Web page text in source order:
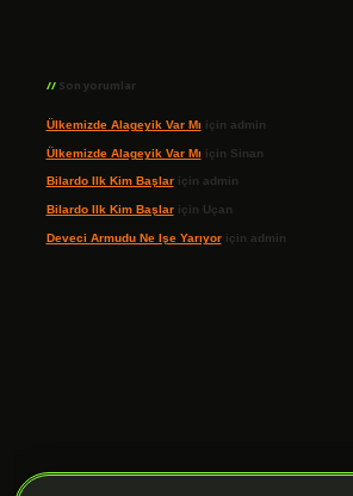
Son yorumlar
Ülkemizde Alageyik Var Mı için admin
Ülkemizde Alageyik Var Mı için Sinan
Bilardo Ilk Kim Başlariçin admin
Bilardo Ilk Kim Başlariçin Uçan
Deveci Armudu Ne Işe Yarıyoriçin admin